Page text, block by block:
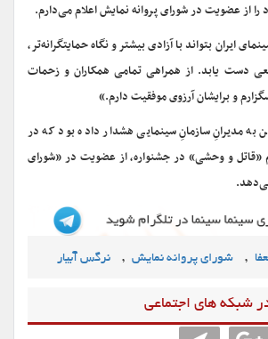
را از عضویت در شورای پروانه نمایش اعلام می‌دارم.
ایران بتواند با آزادی بیشتر و نگاه حمایتگرانه‌تر،
دست یابد. از همراهی تمامی همکاران و زحمات
و برایشان آرزوی موفقیت دارم.»
به مدیرانِ سازمانِ سینمایی هشدار داده بود که در
«قاتل و وحشی» در جشنواره، از عضویت در «شورای
, شورای پروانه نمایش , نرگس آبیار
شبکه های اجتماعی